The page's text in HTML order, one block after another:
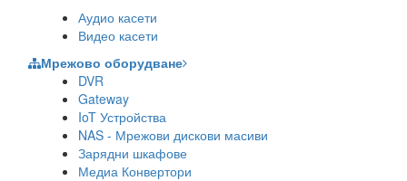
Аудио касети
Видео касети
Мрежово оборудване
DVR
Gateway
IoT Устройства
NAS - Мрежови дискови масиви
Зарядни шкафове
Медиа Конвертори